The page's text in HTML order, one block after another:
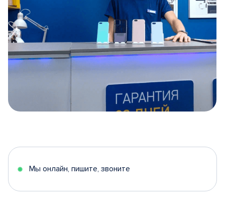
5
Мы онлайн, пишите, звоните